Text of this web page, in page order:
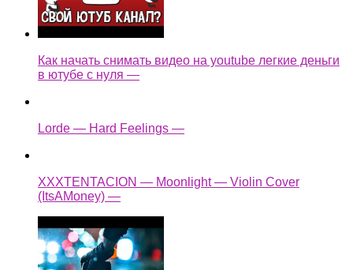
Как начать снимать видео на youtube легкие деньги
в ютубе с нуля —
Lorde — Hard Feelings —
XXXTENTACION — Moonlight — Violin Cover
(ItsAMoney) —